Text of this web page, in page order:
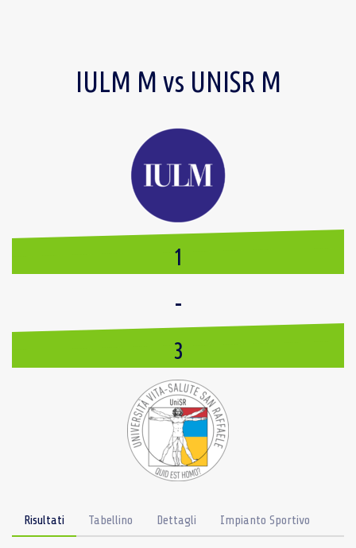
IULM M vs UNISR M
1
-
3
Risultati Tabellino Dettagli Impianto Sportivo